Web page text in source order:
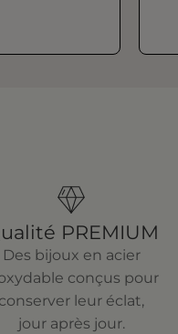
PREMIUM
Des bijoux en acier
conçus pour
conserver leur éclat,
jour après jour.